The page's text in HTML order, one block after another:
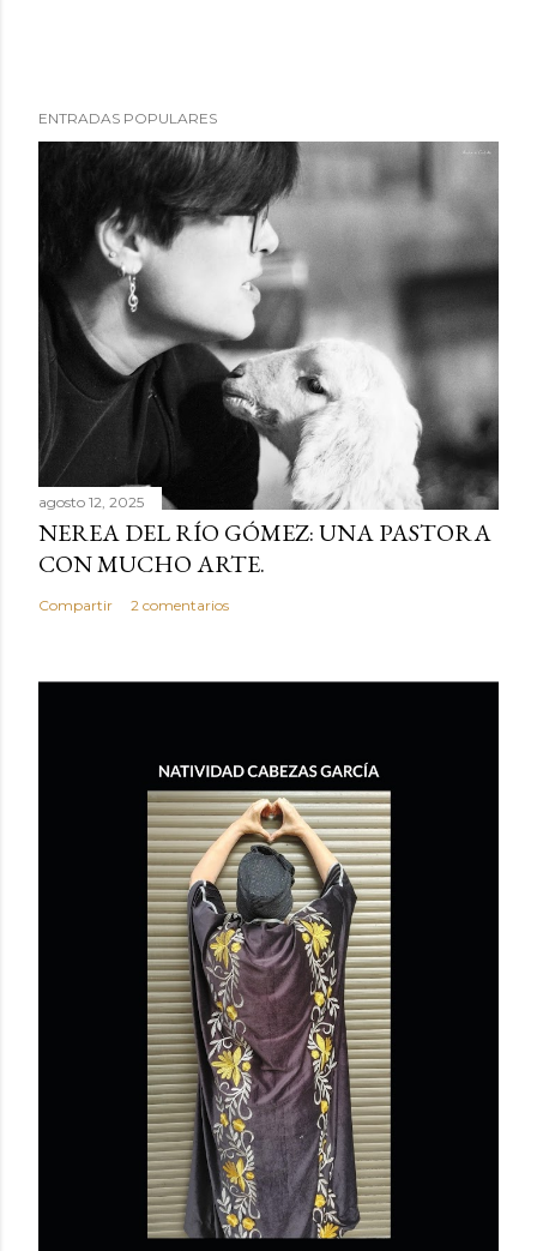
ENTRADAS POPULARES
agosto 12, 2025
NEREA DEL RÍO GÓMEZ: UNA PASTORA
CON MUCHO ARTE.
Compartir 2 comentarios